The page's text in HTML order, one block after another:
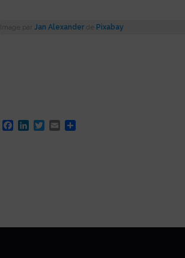
Image par Jan Alexander de Pixabay
Facebook
LinkedInTwitter
Email